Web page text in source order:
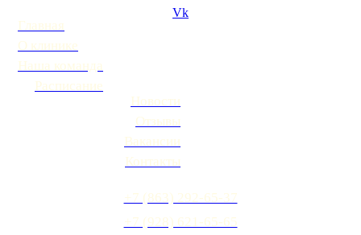
Vk
Главная
О клинике
Наша команда
Расписание
Новости
Отзывы
Вакансии
Контакты
+7 (863) 292-65-37
+7 (928) 621-65-65